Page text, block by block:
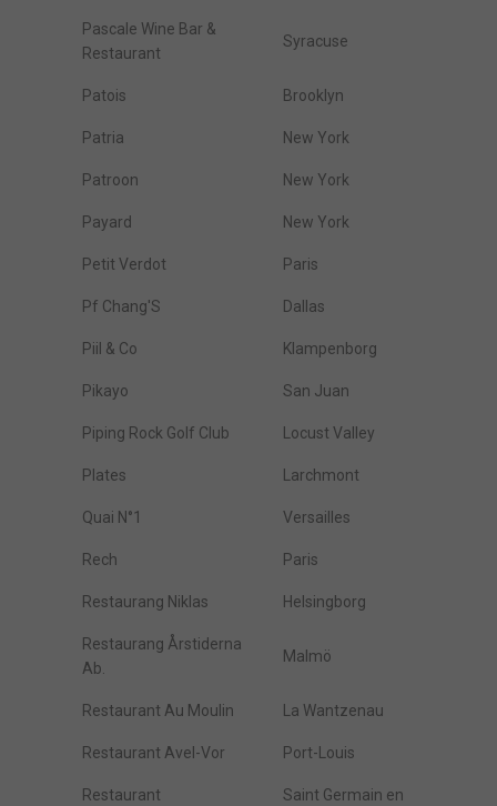
Pascale Wine Bar &
Restaurant
Syracuse
Patois Brooklyn
Patria New York
Patroon New York
Payard New York
Petit Verdot Paris
Pf Chang'S Dallas
Piil & Co Klampenborg
Pikayo San Juan
Piping Rock Golf Club Locust Valley
Plates Larchmont
Quai N°1 Versailles
Rech Paris
Restaurang Niklas Helsingborg
Restaurang Årstiderna
Ab.
Malmö
Restaurant Au Moulin La Wantzenau
Restaurant Avel-Vor Port-Louis
Restaurant
Saint Germain en